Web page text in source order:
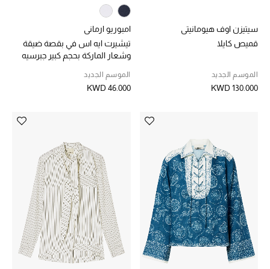
سيتيزن اوف هيومانيتي
قميص كايلا
الموسم الجديد
KWD 130.000
امبوريو ارماني
تيشيرت ايه اس في بقصة ضيقة
وشعار الماركة بحجم كبير جبرسيه
الموسم الجديد
KWD 46.000